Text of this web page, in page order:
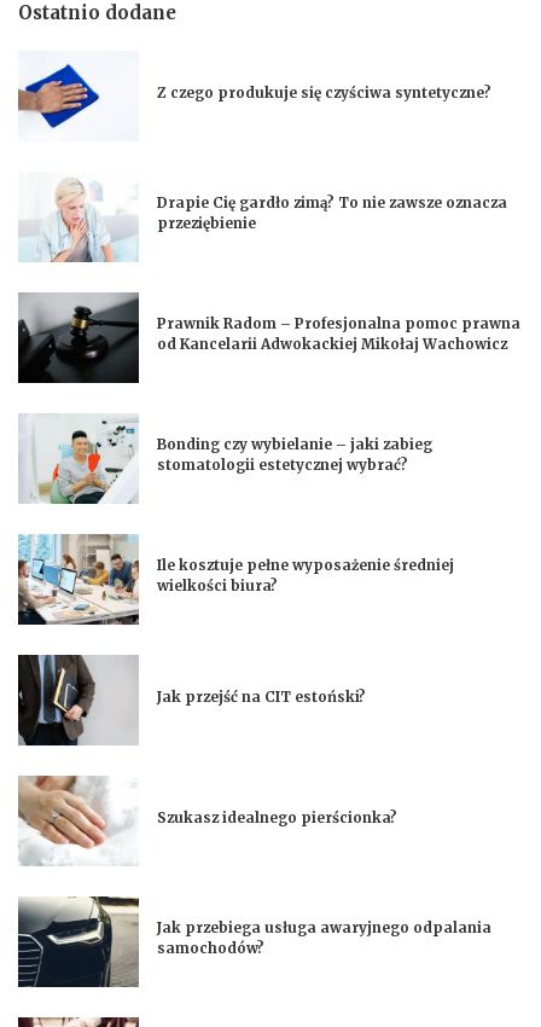
Ostatnio dodane
Z czego produkuje się czyściwa syntetyczne?
Drapie Cię gardło zimą? To nie zawsze oznacza
przeziębienie
Prawnik Radom – Profesjonalna pomoc prawna
od Kancelarii Adwokackiej Mikołaj Wachowicz
Bonding czy wybielanie – jaki zabieg
stomatologii estetycznej wybrać?
Ile kosztuje pełne wyposażenie średniej
wielkości biura?
Jak przejść na CIT estoński?
Szukasz idealnego pierścionka?
Jak przebiega usługa awaryjnego odpalania
samochodów?